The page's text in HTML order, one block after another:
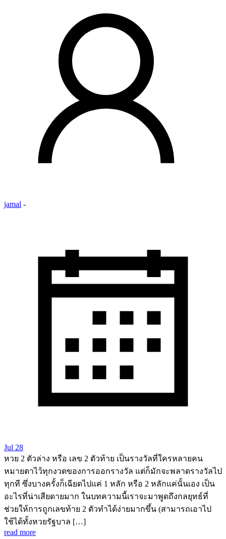
jamal -
Jul 28
หวย 2 ตัวล่าง หรือ เลข 2 ตัวท้าย เป็นรางวัลที่ใครหลายคน
หมายตาไว้ทุกงวดของการออกรางวัล แต่ก็มักจะพลาดรางวัลไป
ทุกที ซึ่งบางครั้งก็เฉียดไปแค่ 1 หลัก หรือ 2 หลักแค่นั้นเอง เป็น
อะไรที่น่าเสียดายมาก ในบทความนี้เราจะมาพูดถึงกลยุทธ์ที่
ช่วยให้การถูกเลขท้าย 2 ตัวทำได้ง่ายมากขึ้น (สามารถเอาไป
ใช้ได้ทั้งหวยรัฐบาล […]
read more